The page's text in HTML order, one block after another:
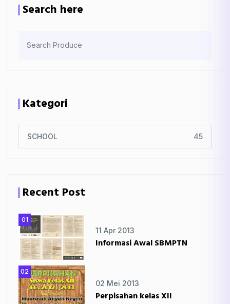
Search here
Kategori
SCHOOL 45
Recent Post
01
11 Apr 2013
Informasi Awal SBMPTN
02
02 Mei 2013
Perpisahan kelas XII